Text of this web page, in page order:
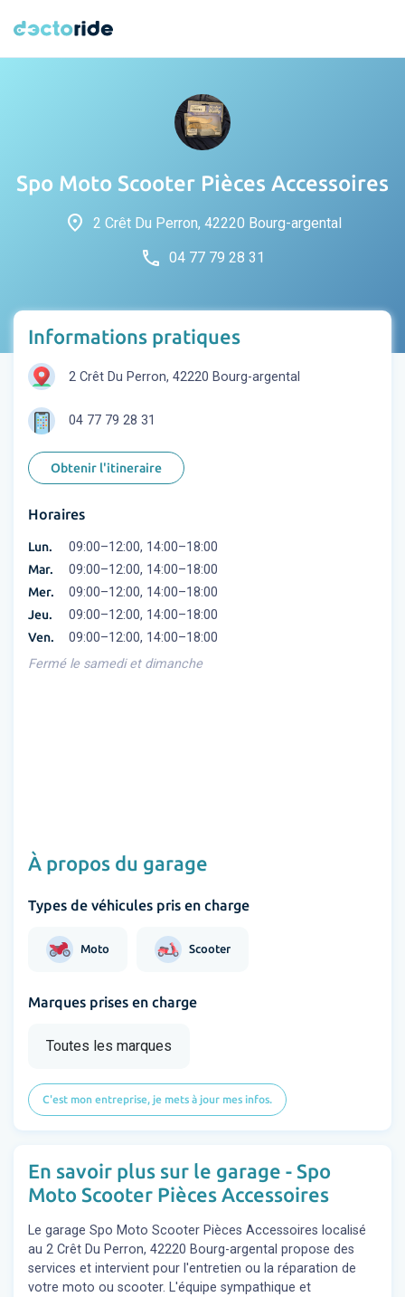
Spo Moto Scooter Pièces Accessoires
place 2 Crêt Du Perron, 42220 Bourg-argental
phone 04 77 79 28 31
Informations pratiques
2 Crêt Du Perron, 42220 Bourg-argental
04 77 79 28 31
Obtenir l'itineraire
Horaires
Lun. 09:00–12:00, 14:00–18:00
Mar. 09:00–12:00, 14:00–18:00
Mer. 09:00–12:00, 14:00–18:00
Jeu. 09:00–12:00, 14:00–18:00
Ven.
09:00–12:00, 14:00–18:00
Fermé le samedi et dimanche
À propos du garage
Types de véhicules pris en charge
Moto Scooter
Marques prises en charge
Toutes les marques
C'est mon entreprise, je mets à jour mes infos.
En savoir plus sur le garage - Spo
Moto Scooter Pièces Accessoires
Le garage Spo Moto Scooter Pièces Accessoires localisé
au 2 Crêt Du Perron, 42220 Bourg-argental propose des
services et intervient pour l'entretien ou la réparation de
votre moto ou scooter. L'équipe sympathique et